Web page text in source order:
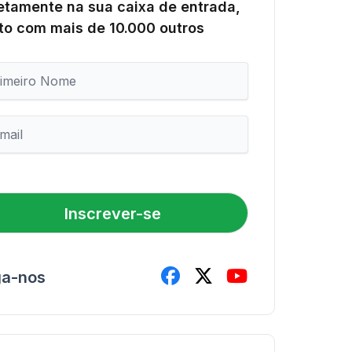
na sua caixa de entrada,
com mais de 10.000 outros
Inscrever-se
nos